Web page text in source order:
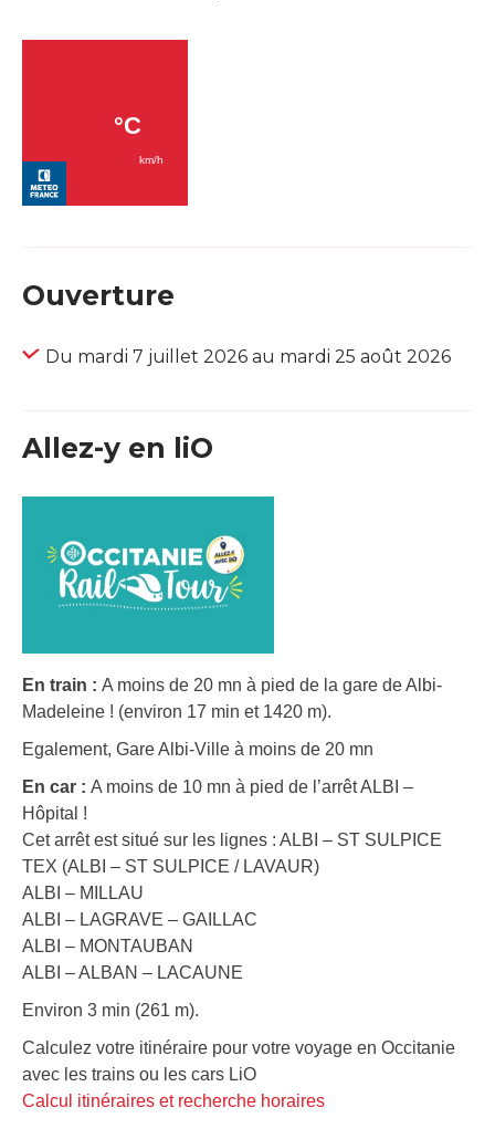
Ouverture
Du mardi 7 juillet 2026 au mardi 25 août 2026
Allez-y en liO
En train : A moins de 20 mn à pied de la gare de Albi-
Madeleine ! (environ 17 min et 1420 m).
Egalement, Gare Albi-Ville à moins de 20 mn
En car : A moins de 10 mn à pied de l’arrêt ALBI –
Hôpital !
Cet arrêt est situé sur les lignes : ALBI – ST SULPICE
TEX (ALBI – ST SULPICE / LAVAUR)
ALBI – MILLAU
ALBI – LAGRAVE – GAILLAC
ALBI – MONTAUBAN
ALBI – ALBAN – LACAUNE
Environ 3 min (261 m).
Calculez votre itinéraire pour votre voyage en Occitanie
avec les trains ou les cars LiO
Calcul itinéraires et recherche horaires